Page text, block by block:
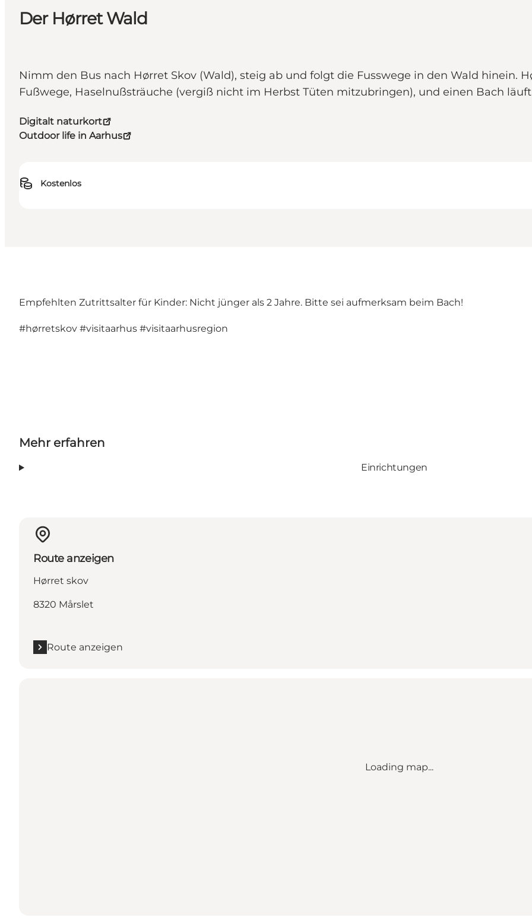
Der Hørret Wald
Nimm den Bus nach Hørret Skov (Wald), steig ab und folgt die Fusswege in den Wald hinein.
Fußwege, Haselnußsträuche (vergiß nicht im Herbst Tüten mitzubringen), und einen Bach
Digitalt naturkort
Outdoor life in Aarhus
Kostenlos
Empfehlten Zutrittsalter für Kinder: Nicht jünger als 2 Jahre. Bitte sei aufmerksam beim Bach!
#hørretskov #visitaarhus #visitaarhusregion
Mehr erfahren
Einrichtungen
Route anzeigen
Hørret skov
8320 Mårslet
Route anzeigen
Loading map...